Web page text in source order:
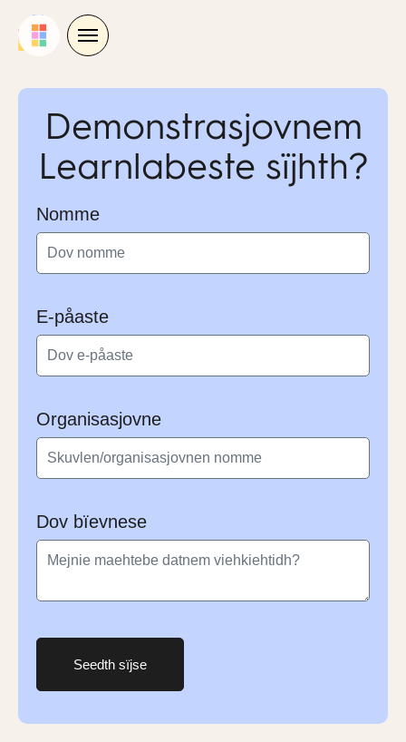
Demonstrasjovnem
Learnlabeste sïjhth?
Nomme
E-påaste
Organisasjovne
Dov bïevnese
Seedth sïjse